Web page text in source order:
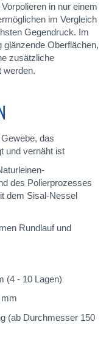
in nur einem
im Vergleich
Gegendruck. Im
Oberflächen,
zusätzliche
werden.
das
und vernäht ist
des Polierprozesses
dem Sisal-Nessel
Rundlauf und
(4 - 10 Lagen)
(ab Durchmesser 150